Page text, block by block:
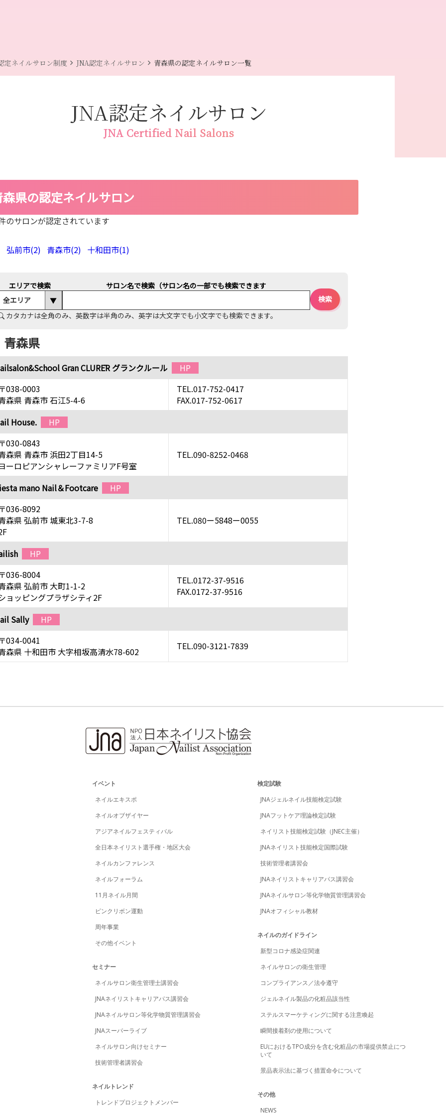
定ネイルサロン制度chevron_right JNA認定ネイルサロン chevron_right 青森県の認定ネイルサロン一覧
JNA認定ネイルサロン
JNA Certified Nail Salons
森県の認定ネイルサロン
のサロンが認定されています
弘前市(2) 青森市(2) 十和田市(1)
エリアで検索 サロン名で検索（サロン名の一部でも検索できます
カタカナは全角のみ、英数字は半角のみ、英字は大文字でも小文字でも検索できます。
青森県
Gran CLURĒR グランクルール
HP
〒038-0003
森県 青森市 石江5-4-6
TEL.017-752-0417
FAX.017-752-0617
House.
HP
〒030-0843
森県 青森市 浜田2丁目14-5
ーロピアンシャレーファミリアF号室
TEL.090-8252-0468
mano Nail＆Footcare
HP
〒036-8092
森県 弘前市 城東北3-7-8
TEL.080ー5848ー0055
HP
〒036-8004
森県 弘前市 大町1-1-2
ョッピングプラザシティ2F
TEL.0172-37-9516
FAX.0172-37-9516
Sally
HP
〒034-0041
森県 十和田市 大字相坂高清水78-602
TEL.090-3121-7839
イベント
ネイルエキスポ
ネイルオブザイヤー
アジアネイルフェスティバル
全日本ネイリスト選手権・地区大会
ネイルカンファレンス
ネイルフォーラム
11月ネイル月間
ピンクリボン運動
周年事業
その他イベント
セミナー
ネイルサロン衛生管理士講習会
JNAネイリストキャリアパス講習会
JNAネイルサロン等化学物質管理講習会
JNAスーパーライブ
ネイルサロン向けセミナー
技術管理者講習会
ネイルトレンド
トレンドプロジェクトメンバー
検定試験
JNAジェルネイル技能検定試験
JNAフットケア理論検定試験
ネイリスト技能検定試験（JNEC主催）
JNAネイリスト技能検定国際試験
技術管理者講習会
JNAネイリストキャリアパス講習会
JNAネイルサロン等化学物質管理講習会
JNAオフィシャル教材
ネイルのガイドライン
新型コロナ感染症関連
ネイルサロンの衛生管理
コンプライアンス／法令遵守
ジェルネイル製品の化粧品該当性
ステルスマーケティングに関する注意喚起
瞬間接着剤の使用について
EUにおけるTPO成分を含む化粧品の市場提供禁止につ
いて
景品表示法に基づく措置命令について
その他
NEWS